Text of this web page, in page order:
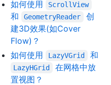
如何使用
ScrollView
和 GeometryReader
创
建3D效果(如Cover
Flow)？
如何使用
LazyVGrid 和
LazyHGrid
在网格中放
置视图？